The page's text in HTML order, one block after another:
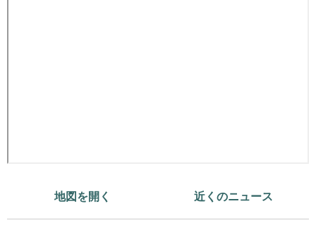
地図を開く 近くのニュース